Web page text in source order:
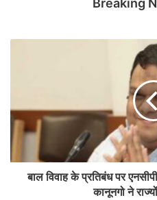
Breaking
बाल विवाह के प्रतिबंध पर
कानूनगो ने